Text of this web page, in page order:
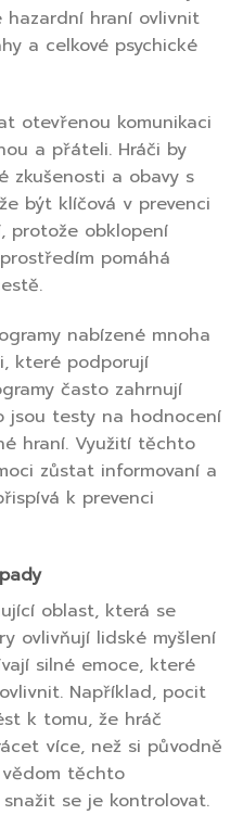
hazardní hraní ovlivnit
a celkové psychické
otevřenou komunikaci
a přáteli. Hráči by
zkušenosti a obavy s
být klíčová v prevenci
protože obklopení
pomáhá
nabízené mnoha
které podporují
často zahrnují
jsou testy na hodnocení
hraní. Využití těchto
zůstat informovaní a
k prevenci
oblast, která se
ovlivňují lidské myšlení
silné emoce, které
Například, pocit
k tomu, že hráč
více, než si původně
těchto
se je kontrolovat.